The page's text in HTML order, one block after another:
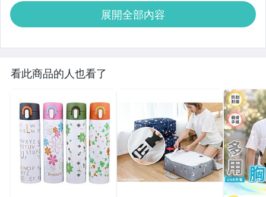
展開全部內容
看此商品的人也看了